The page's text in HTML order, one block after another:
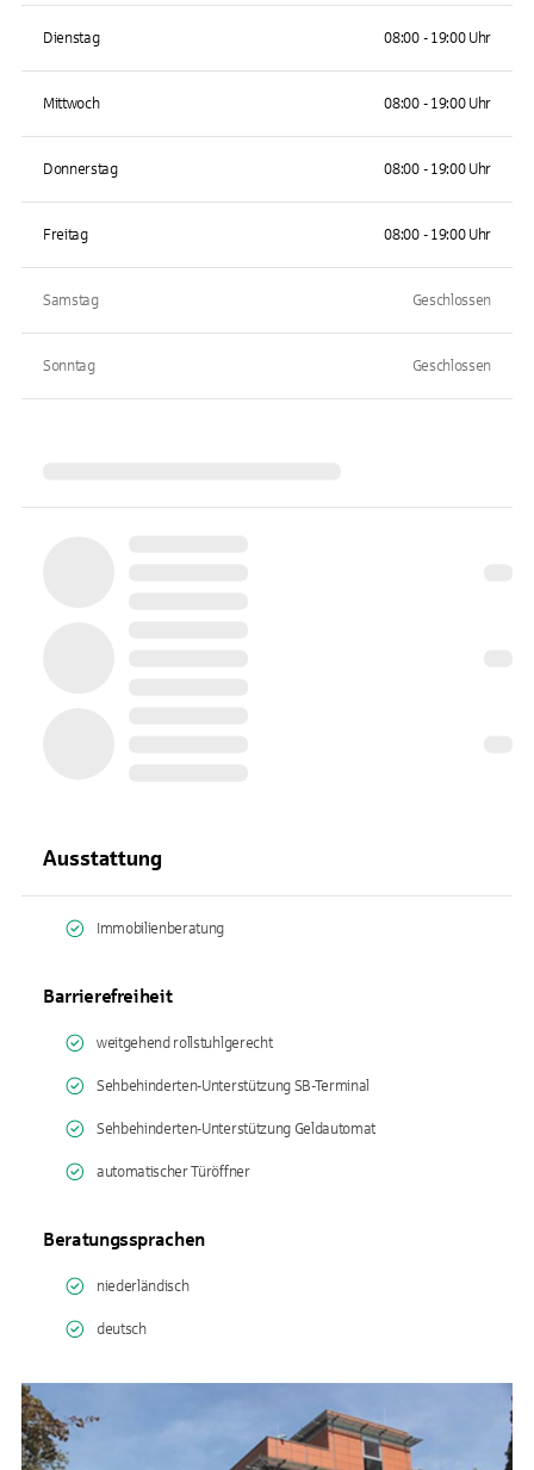
Dienstag 08:00 - 19:00 Uhr
Mittwoch 08:00 - 19:00 Uhr
Donnerstag 08:00 - 19:00 Uhr
Freitag 08:00 - 19:00 Uhr
Samstag Geschlossen
Sonntag Geschlossen
Ausstattung
Immobilienberatung
Barrierefreiheit
weitgehend rollstuhlgerecht
Sehbehinderten-Unterstützung SB-Terminal
Sehbehinderten-Unterstützung Geldautomat
automatischer Türöffner
Beratungssprachen
niederländisch
deutsch